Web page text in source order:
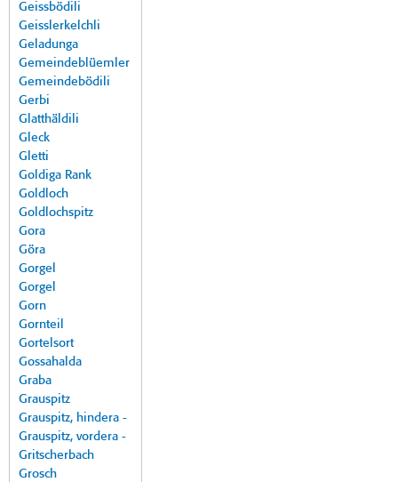
Geissbödili
Geisslerkelchli
Geladunga
Gemeindeblüemler
Gemeindebödili
Gerbi
Glatthäldili
Gleck
Gletti
Goldiga Rank
Goldloch
Goldlochspitz
Gora
Göra
Gorgel
Gorgel
Gorn
Gornteil
Gortelsort
Gossahalda
Graba
Grauspitz
Grauspitz, hindera -
Grauspitz, vordera -
Gritscherbach
Grosch